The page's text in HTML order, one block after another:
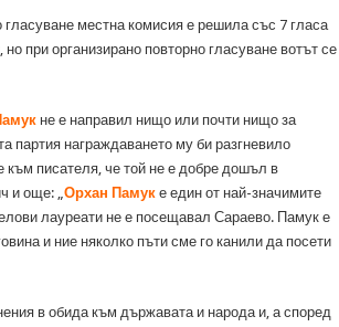
местна комисия е решила със 7 гласа
при организирано повторно гласуване вотът се
не е направил нищо или почти нищо за
партия награждаването му би разгневило
към писателя, че той не е добре дошъл в
и още: „Орхан Памук е един от най-значимите
лауреати не е посещавал Сараево. Памук е
и ние няколко пъти сме го канили да посети
в обида към държавата и народа и, а според